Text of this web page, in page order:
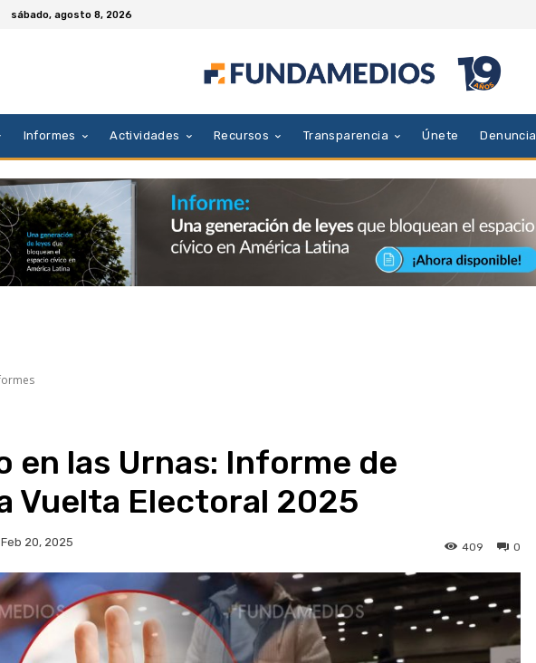
sábado, agosto 8, 2026
Informes Actividades Recursos Transparencia Únete Denuncia
en las Urnas: Informe de
Vuelta Electoral 2025
Feb 20, 2025 0
409